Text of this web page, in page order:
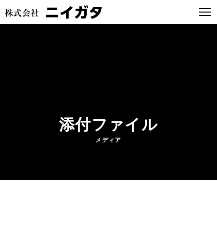
添付ファイル
メディア